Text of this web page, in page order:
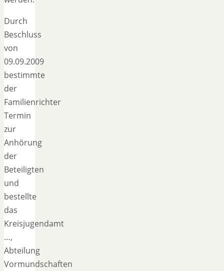
Durch
Beschluss
von
09.09.2009
bestimmte
der
Familienrichter
Termin
zur
Anhörung
der
Beteiligten
und
bestellte
das
Kreisjugendamt
…,
Abteilung
Vormundschaften